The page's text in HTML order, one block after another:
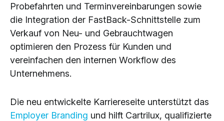
Probefahrten und Terminvereinbarungen sowie
die Integration der FastBack-Schnittstelle zum
Verkauf von Neu- und Gebrauchtwagen
optimieren den Prozess für Kunden und
vereinfachen den internen Workflow des
Unternehmens.
Die neu entwickelte Karriereseite unterstützt das
Employer Branding und hilft Cartrilux, qualifizierte